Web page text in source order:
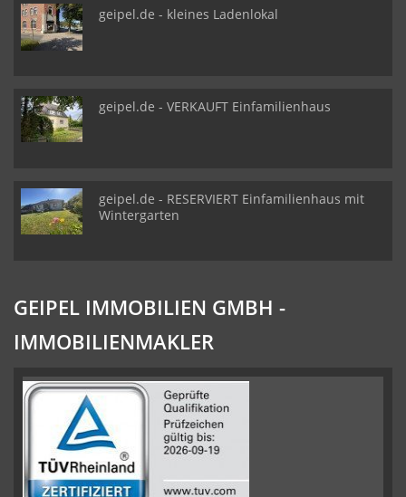
geipel.de - kleines Ladenlokal
geipel.de - VERKAUFT Einfamilienhaus
geipel.de - RESERVIERT Einfamilienhaus mit
Wintergarten
GEIPEL IMMOBILIEN GMBH -
IMMOBILIENMAKLER